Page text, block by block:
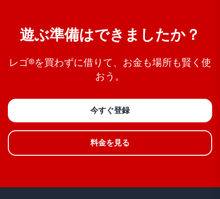
遊ぶ準備はできましたか？
レゴ®を買わずに借りて、お金も場所も賢く使
おう。
今すぐ登録
料金を見る